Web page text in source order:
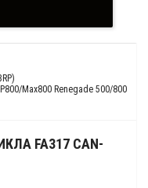
Max800 Renegade 500/800
FA317 CAN-